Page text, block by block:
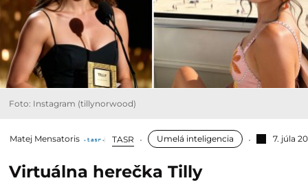
Foto: Instagram (tillynorwood)
Matej Mensatoris TASR Umelá inteligencia 7. júla
Virtuálna herečka Tilly